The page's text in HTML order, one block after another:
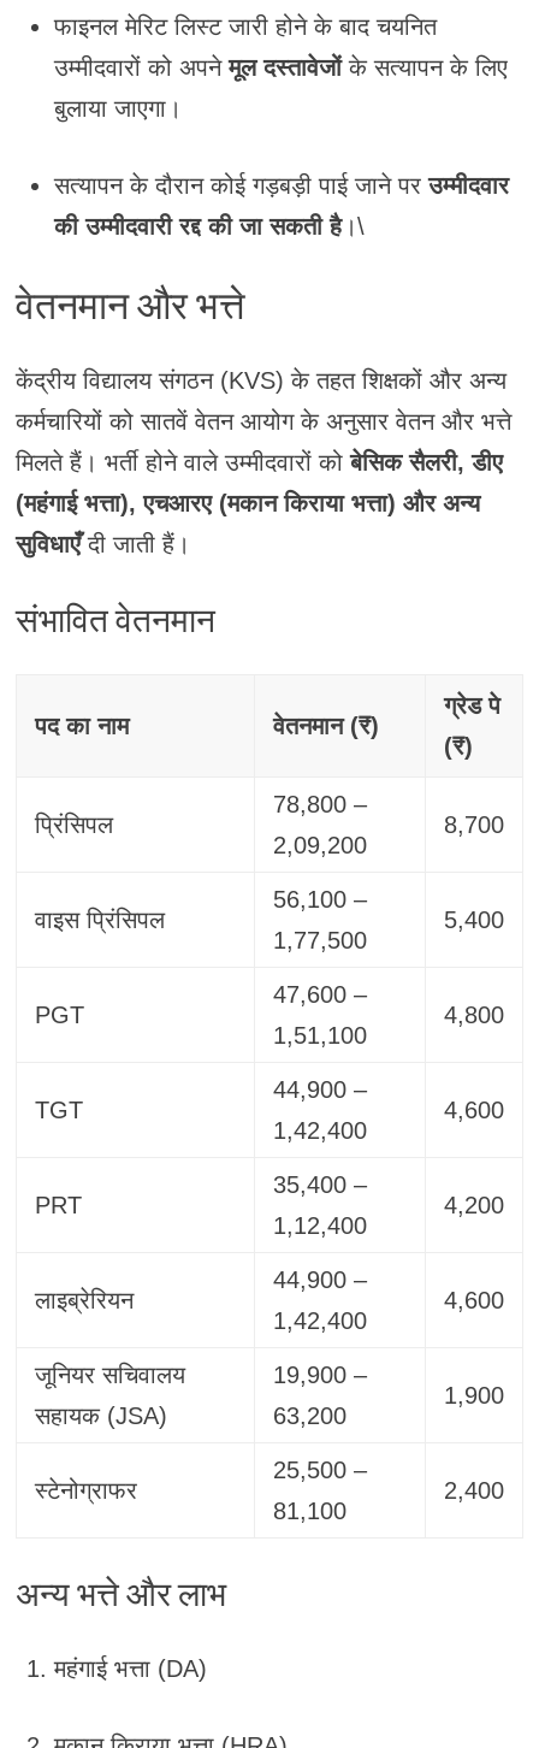
फाइनल मेरिट लिस्ट जारी होने के बाद चयनित
उम्मीदवारों को अपनेमूल दस्तावेजोंके सत्यापन के लिए
बुलाया जाएगा।
सत्यापन के दौरान कोई गड़बड़ी पाई जाने परउम्मीदवार
की उम्मीदवारी रद्द की जा सकती है।\
वेतनमान और भत्ते
केंद्रीय विद्यालय संगठन (KVS) के तहत शिक्षकों और अन्य
कर्मचारियों को सातवें वेतन आयोग के अनुसार वेतन और भत्ते
मिलते हैं। भर्ती होने वाले उम्मीदवारों कोबेसिक सैलरी, डीए
(महंगाई भत्ता), एचआरए (मकान किराया भत्ता) और अन्य
सुविधाएँदी जाती हैं।
संभावित वेतनमान
पद का नाम वेतनमान (₹)
ग्रेड पे
(₹)
प्रिंसिपल
78,800 –
2,09,200
8,700
वाइस प्रिंसिपल
56,100 –
1,77,500
5,400
PGT
47,600 –
1,51,100
4,800
TGT
44,900 –
1,42,400
4,600
PRT
35,400 –
1,12,400
4,200
लाइब्रेरियन
44,900 –
1,42,400
4,600
जूनियर सचिवालय
सहायक (JSA)
19,900 –
63,200
1,900
स्टेनोग्राफर
25,500 –
81,100
2,400
अन्य भत्ते और लाभ
महंगाई भत्ता (DA)